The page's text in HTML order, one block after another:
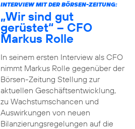
INTERVIEW MIT DER BÖRSEN-ZEITUNG:
„Wir sind gut
gerüstet“ – CFO
Markus Rolle
In seinem ersten Interview als CFO
nimmt Markus Rolle gegenüber der
Börsen-Zeitung Stellung zur
aktuellen Geschäftsentwicklung,
zu Wachstumschancen und
Auswirkungen von neuen
Bilanzierungsregelungen auf die